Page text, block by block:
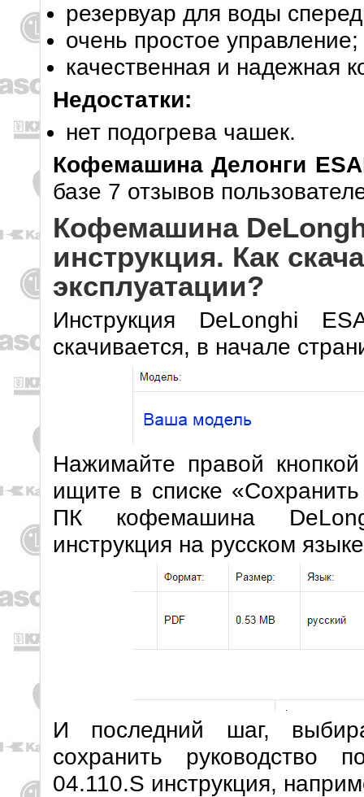
резервуар для воды
очень простое управление;
качественная и надежная
Недостатки:
нет подогрева чашек.
Кофемашина Делонги
базе 7 отзывов
Кофемашина
инструкция. Как
эксплуатации?
Инструкция DeLonghi
скачивается, в начале
Нажимайте правой
ищите в списке
ПК кофемашина
инструкция на русском
И последний шаг,
сохранить руководство
04.110.S инструкция,